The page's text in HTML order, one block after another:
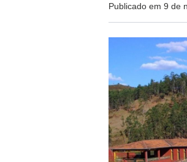
Publicado em 9 de